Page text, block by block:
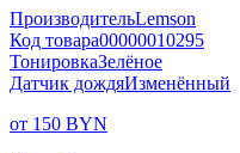
ПроизводительLemson
Код товара00000010295
ТонировкаЗелёное
Датчик дождяИзменённый
от 150 BYN